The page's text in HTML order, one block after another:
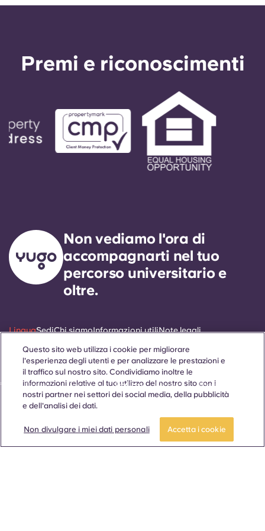
Premi e riconoscimenti
Non vediamo l'ora di
accompagnarti nel tuo
percorso universitario e
oltre.
LinguaSediChi siamoInformazioni utiliNote legali
Català Deutsch Italian French Portuguese
Questo sito web utilizza i cookie per migliorare
l'esperienza degli utenti e per analizzare le prestazioni e
il traffico sul nostro sito. Condividiamo inoltre le
informazioni relative al tuo utilizzo del nostro sito con i
nostri partner nei settori dei social media, della pubblicità
e dell'analisi dei dati.
Non divulgare i miei dati personali Accetta i cookie